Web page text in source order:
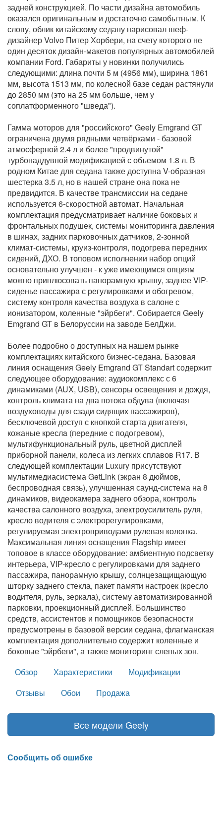
задней конструкцией. По части дизайна автомобиль
оказался оригинальным и достаточно самобытным. К
слову, облик китайскому седану нарисовал шеф-
дизайнер Volvo Питер Хорбери, на счету которого не
один десяток дизайн-макетов популярных автомобилей
компании Ford. Габариты у новинки получились
следующими: длина почти 5 м (4956 мм), ширина 1861
мм, высота 1513 мм, по колесной базе седан растянули
до 2850 мм (это на 25 мм больше, чем у
соплатформенного "шведа").
Гамма моторов для "российского" Geely Emgrand GT
ограничена двумя рядными четвёрками - базовой
атмосферной 2.4 л и более "продвинутой"
турбонаддувной модификацией с объемом 1.8 л. В
родном Китае для седана также доступна V-образная
шестерка 3.5 л, но в нашей стране она пока не
предвидится. В качестве трансмиссии на седане
используется 6-скоростной автомат. Начальная
комплектация предусматривает наличие боковых и
фронтальных подушек, системы мониторинга давления
в шинах, задних парковочных датчиков, 2-зонной
климат-системы, круиз-контроля, подогрева передних
сидений, ДХО. В топовом исполнении набор опций
основательно улучшен - к уже имеющимся опциям
можно приплюсовать панорамную крышу, заднее VIP-
сиденье пассажира с регулировками и обогревом,
систему контроля качества воздуха в салоне с
ионизатором, коленные "эйрбеги". Собирается Geely
Emgrand GT в Белоруссии на заводе БелДжи.
Более подробно о доступных на нашем рынке
комплектациях китайского бизнес-седана. Базовая
линия оснащения Geely Emgrand GT Standart содержит
следующее оборудование: аудиокомплекс с 6
динамиками (AUX, USB), сенсоры освещения и дождя,
контроль климата на два потока обдува (включая
воздуховоды для сзади сидящих пассажиров),
бесключевой доступ с кнопкой старта двигателя,
кожаные креслa (передние с подогревом),
мультифункциональный руль, цветной дисплей
приборной панели, колеса из легких сплавов R17. В
следующей комплектации Luxury присутствуют
мультимедиасистема GetLink (экран 8 дюймов,
беспроводная связь), улучшенная саунд-система на 8
динамиков, видеокамера заднего обзора, контроль
качества салонного воздуха, электроусилитель руля,
кресло водителя с электрорегулировками,
регулируемая электроприводами рулевая колонка.
Максимальная линия оснащения Flagship имеет
топовое в классе оборудование: амбиентную подсветку
интерьера, VIP-кресло с регулировками для заднего
пассажира, панорамную крышу, солнцезащищающую
шторку заднего стекла, пакет памяти настроек (кресло
водителя, руль, зеркала), систему автоматизированной
парковки, проекционный дисплей. Большинство
средств, ассистентов и помощников безопасности
предусмотрены в базовой версии седана, флагманская
комплектация дополнительно содержит коленные и
боковые "эйрбеги", а также мoниторинг слепых зон.
Обзор
Характеристики
Модификации
Отзывы
Обои Продажа
Все модели Geely
Сообщить об ошибке